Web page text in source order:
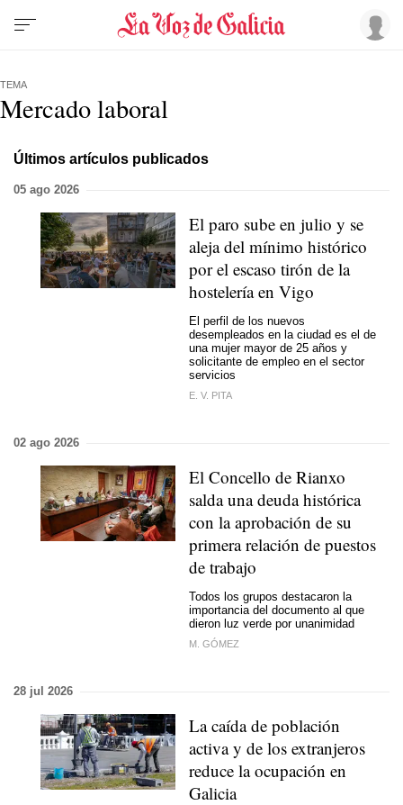
TEMA
Mercado laboral
Últimos artículos publicados
05 ago 2026
El paro sube en julio y se
aleja del mínimo histórico
por el escaso tirón de la
hostelería en Vigo
El perfil de los nuevos
desempleados en la ciudad es el de
una mujer mayor de 25 años y
solicitante de empleo en el sector
servicios
E. V. PITA
02 ago 2026
El Concello de Rianxo
salda una deuda histórica
con la aprobación de su
primera relación de puestos
de trabajo
Todos los grupos destacaron la
importancia del documento al que
dieron luz verde por unanimidad
M. GÓMEZ
28 jul 2026
La caída de población
activa y de los extranjeros
reduce la ocupación en
Galicia